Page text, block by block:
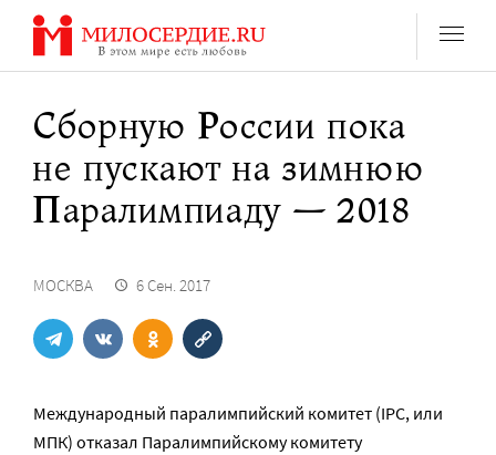
Перейти
содержанию
Сборную России пока
не пускают на зимнюю
Паралимпиаду — 2018
МОСКВА 6 Сен. 2017
Международный паралимпийский комитет (IPC, или
МПК) отказал Паралимпийскому комитету